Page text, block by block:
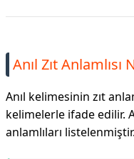
Anıl Zıt Anlamlısı
Anıl kelimesinin zıt
kelimelerle ifade edilir.
anlamlıları listelenmiştir.